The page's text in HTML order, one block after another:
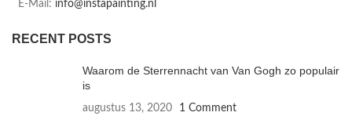
E-Mail: info@instapainting.nl
RECENT POSTS
Waarom de Sterrennacht van Van Gogh zo populair
is
augustus 13, 2020 1 Comment